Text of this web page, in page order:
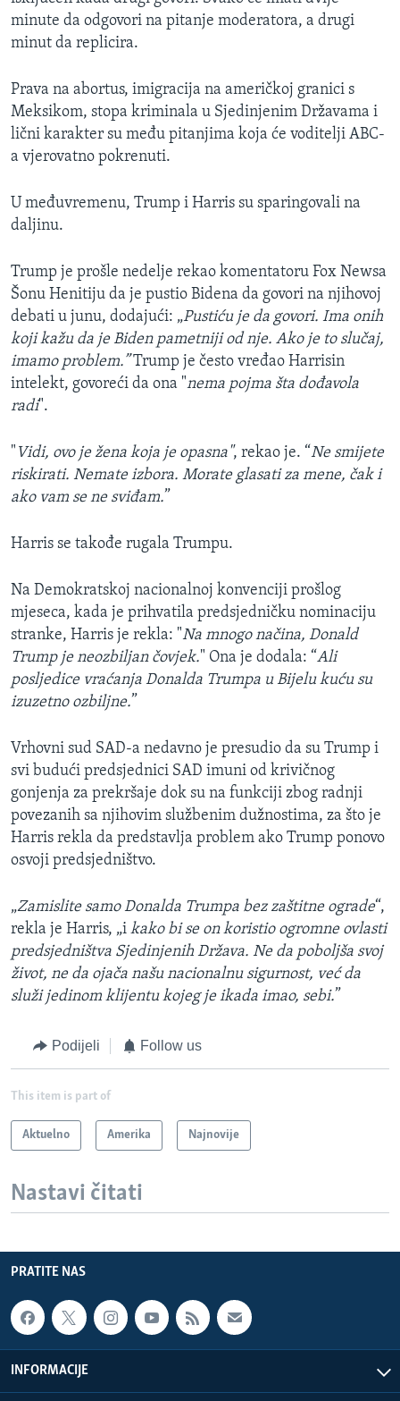
minute da odgovori na pitanje moderatora, a drugi
minut da replicira.
Prava na abortus, imigracija na američkoj granici s
Meksikom, stopa kriminala u Sjedinjenim Državama i
lični karakter su među pitanjima koja će voditelji ABC-
a vjerovatno pokrenuti.
U međuvremenu, Trump i Harris su sparingovali na
daljinu.
Trump je prošle nedelje rekao komentatoru Fox Newsa
Šonu Henitiju da je pustio Bidena da govori na njihovoj
debati u junu, dodajući: „Pustiću je da govori. Ima onih
koji kažu da je Biden pametniji od nje. Ako je to slučaj,
imamo problem.”Trump je često vređao Harrisin
intelekt, govoreći da ona "nema pojma šta dođavola
radi".
" Vidi, ovo je žena koja je opasna", rekao je. “Ne smijete
riskirati. Nemate izbora. Morate glasati za mene, čak i
ako vam se ne sviđam.”
Harris se takođe rugala Trumpu.
Na Demokratskoj nacionalnoj konvenciji prošlog
mjeseca, kada je prihvatila predsjedničku nominaciju
stranke, Harris je rekla: "Na mnogo načina, Donald
Trump je neozbiljan čovjek." Ona je dodala: “Ali
posljedice vraćanja Donalda Trumpa u Bijelu kuću su
izuzetno ozbiljne.”
Vrhovni sud SAD-a nedavno je presudio da su Trump i
svi budući predsjednici SAD imuni od krivičnog
gonjenja za prekršaje dok su na funkciji zbog radnji
povezanih sa njihovim službenim dužnostima, za što je
Harris rekla da predstavlja problem ako Trump ponovo
osvoji predsjedništvo.
„Zamislite samo Donalda Trumpa bez zaštitne ograde“,
rekla je Harris, „i kako bi se on koristio ogromne ovlasti
predsjedništva Sjedinjenih Država. Ne da poboljša svoj
život, ne da ojača našu nacionalnu sigurnost, već da
služi jedinom klijentu kojeg je ikada imao, sebi.”
Podijeli Follow us
This item is part of
Aktuelno Amerika Najnovije
Nastavi čitati
PRATITE NAS
INFORMACIJE